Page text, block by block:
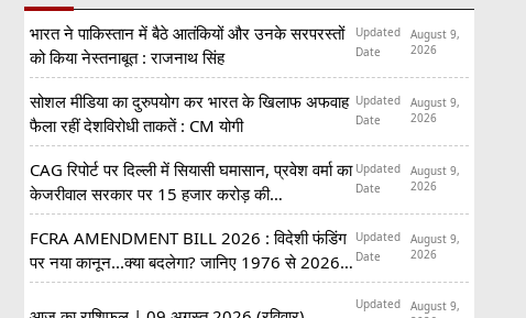
भारत ने पाकिस्तान में बैठे आतंकियों और उनके सरपरस्तों
को किया नेस्तनाबूत : राजनाथ सिंह
Updated
Date
August 9,
2026
सोशल मीडिया का दुरुपयोग कर भारत के खिलाफ अफवाह
फैला रहीं देशविरोधी ताकतें : CM योगी
Updated
Date
August 9,
2026
CAG रिपोर्ट पर दिल्ली में सियासी घमासान, प्रवेश वर्मा का
केजरीवाल सरकार पर 15 हजार करोड़ की
अनियमितताओं का आरोप
Updated
Date
August 9,
2026
FCRA AMENDMENT BILL 2026 : विदेशी फंडिंग
पर नया कानून...क्या बदलेगा? जानिए 1976 से 2026
तक पूरी कहानी
Updated
Date
August 9,
2026
Updated
August 9,